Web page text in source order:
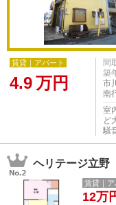
賃貸｜アパート
4.9万円
間
築
市
南
室
ど
騒
ヘリテージ立野
賃貸｜ア
12万